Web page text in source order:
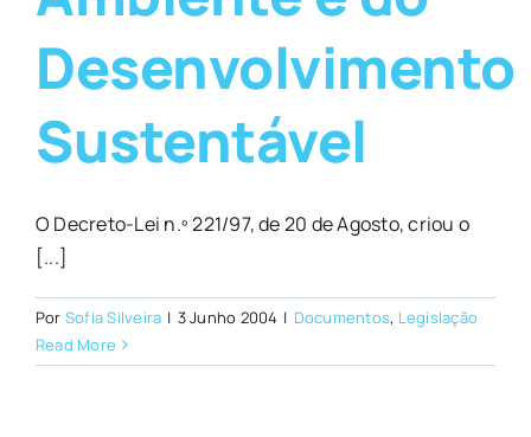
Desenvolvimento
Sustentável
O Decreto-Lei n.º 221/97, de 20 de Agosto, criou o
[...]
Por Sofia Silveira | 3 Junho 2004 | Documentos, Legislação
Read More